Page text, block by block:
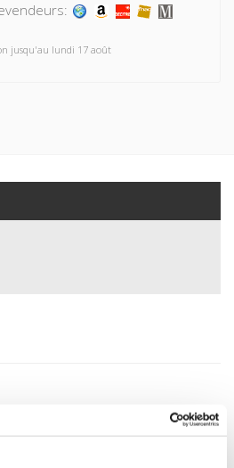
jusqu'au lundi 17 août